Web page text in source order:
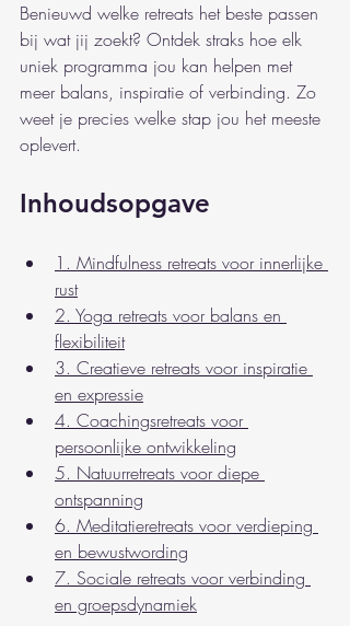
Benieuwd welke retreats het beste passen
bij wat jij zoekt? Ontdek straks hoe elk
uniek programma jou kan helpen met
meer balans, inspiratie of verbinding. Zo
weet je precies welke stap jou het meeste
oplevert.
Inhoudsopgave
1. Mindfulness retreats voor innerlijke
rust
2. Yoga retreats voor balans en
flexibiliteit
3. Creatieve retreats voor inspiratie
en expressie
4. Coachingsretreats voor
persoonlijke ontwikkeling
5. Natuurretreats voor diepe
ontspanning
6. Meditatieretreats voor verdieping
en bewustwording
7. Sociale retreats voor verbinding
en groepsdynamiek